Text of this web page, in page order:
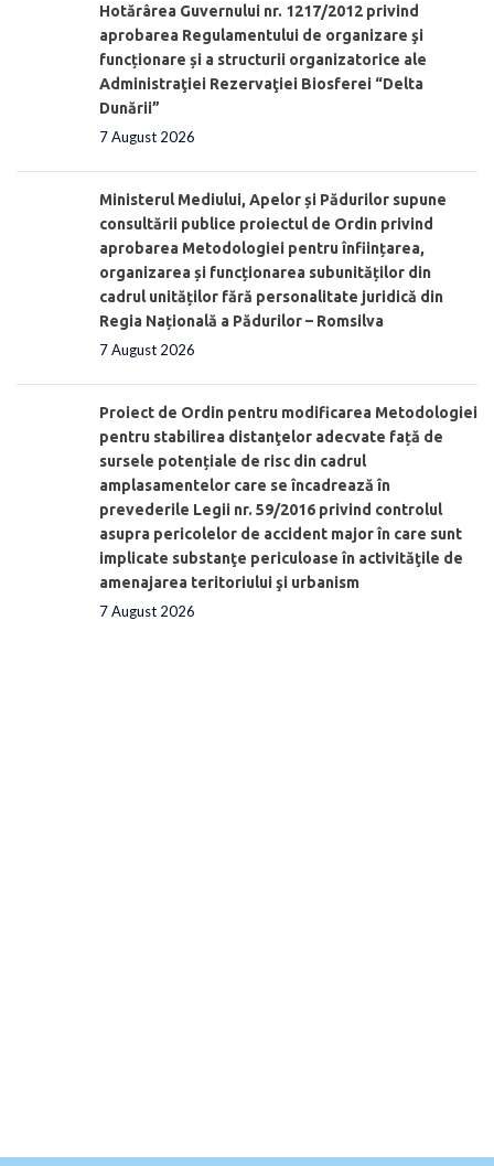
Hotărârea Guvernului nr. 1217/2012 privind
aprobarea Regulamentului de organizare şi
funcționare și a structurii organizatorice ale
Administraţiei Rezervaţiei Biosferei “Delta
Dunării”
7 August 2026
Ministerul Mediului, Apelor și Pădurilor supune
consultării publice proiectul de Ordin privind
aprobarea Metodologiei pentru înființarea,
organizarea și funcționarea subunităților din
cadrul unităților fără personalitate juridică din
Regia Națională a Pădurilor – Romsilva
7 August 2026
Proiect de Ordin pentru modificarea Metodologiei
pentru stabilirea distanţelor adecvate față de
sursele potențiale de risc din cadrul
amplasamentelor care se încadrează în
prevederile Legii nr. 59/2016 privind controlul
asupra pericolelor de accident major în care sunt
implicate substanţe periculoase în activităţile de
amenajarea teritoriului şi urbanism
7 August 2026